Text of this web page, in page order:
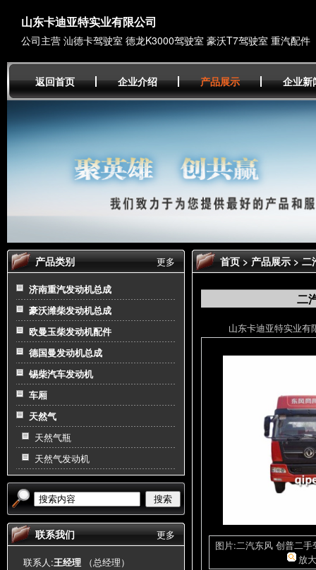
山东卡迪亚特实业有限公司
公司主营 汕德卡驾驶室 德龙K3000驾驶室 豪沃T7驾驶室 重汽配件
返回首页 企业介绍 产品展示 企业新
更多
产品类别
济南重汽发动机总成
豪沃潍柴发动机总成
欧曼玉柴发动机配件
德国曼发动机总成
锡柴汽车发动机
车厢
天然气
天然气瓶
天然气发动机
搜索
更多
联系我们
联系人:王经理 （总经理）
首页>产品展示> 二
二
山东卡迪亚特实业有
图片:二汽东风 创普二
放